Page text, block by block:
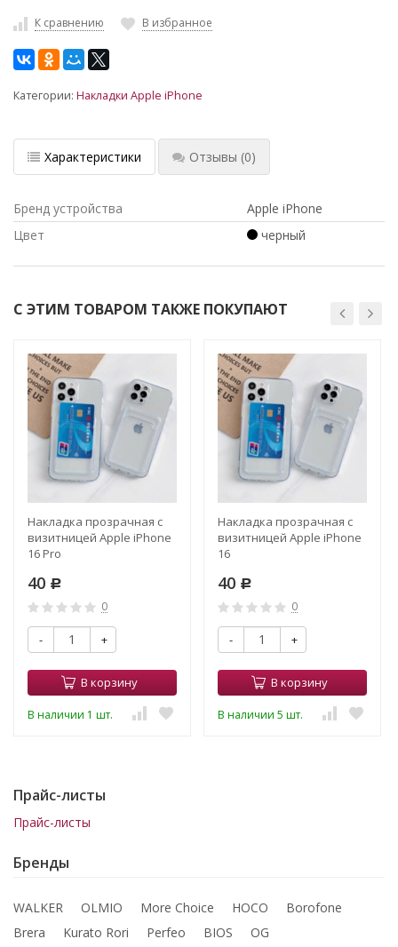
К сравнению В избранное
Категории: Накладки Apple iPhone
Характеристики Отзывы (0)
Бренд устройства
Apple iPhone
Цвет
черный
С ЭТИМ ТОВАРОМ ТАКЖЕ ПОКУПАЮТ
Накладка прозрачная с
визитницей Apple iPhone
16 Pro
40 Р
0
- +
В корзину
В наличии 1 шт.
Накладка прозрачная с
визитницей Apple iPhone
16
40 Р
0
- +
В корзину
В наличии 5 шт.
Прайс-листы
Прайс-листы
Бренды
WALKER OLMIO More Choice HOCO
Borofone
Brera
Kurato Rori Perfeo BIOS OG